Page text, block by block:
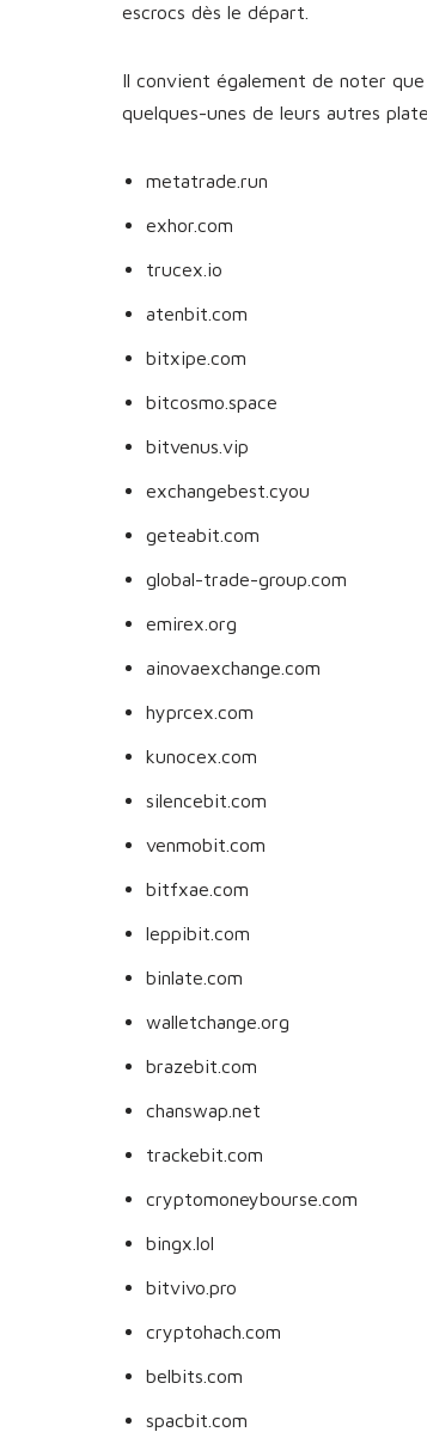
escrocs dès le départ.
Il convient également de noter
quelques-unes de leurs autres
metatrade.run
exhor.com
trucex.io
atenbit.com
bitxipe.com
bitcosmo.space
bitvenus.vip
exchangebest.cyou
geteabit.com
global-trade-group.com
emirex.org
ainovaexchange.com
hyprcex.com
kunocex.com
silencebit.com
venmobit.com
bitfxae.com
leppibit.com
binlate.com
walletchange.org
brazebit.com
chanswap.net
trackebit.com
cryptomoneybourse.com
bingx.lol
bitvivo.pro
cryptohach.com
belbits.com
spacbit.com